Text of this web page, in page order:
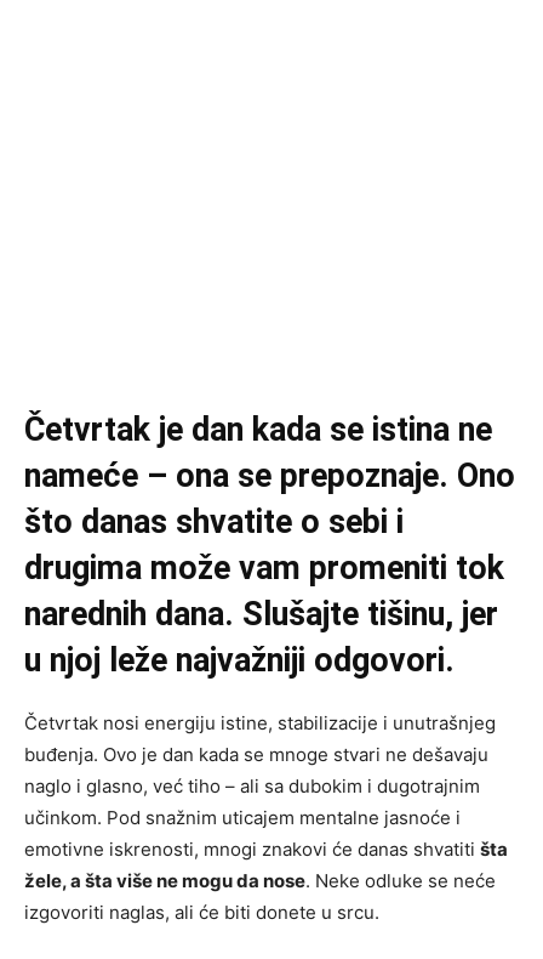
Četvrtak je dan kada se istina ne
nameće – ona se prepoznaje. Ono
što danas shvatite o sebi i
drugima može vam promeniti tok
narednih dana. Slušajte tišinu, jer
u njoj leže najvažniji odgovori.
Četvrtak nosi energiju istine, stabilizacije i unutrašnjeg
buđenja. Ovo je dan kada se mnoge stvari ne dešavaju
naglo i glasno, već tiho – ali sa dubokim i dugotrajnim
učinkom. Pod snažnim uticajem mentalne jasnoće i
emotivne iskrenosti, mnogi znakovi će danas shvatiti šta
žele, a šta više ne mogu da nose. Neke odluke se neće
izgovoriti naglas, ali će biti donete u srcu.